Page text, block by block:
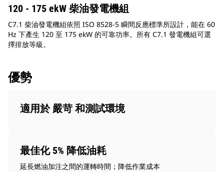
120 - 175 ekW 柴油發電機組
C7.1 柴油發電機組依照 ISO 8528-5 瞬間反應標準所設計，能在 60
Hz 下產生 120 至 175 ekW 的可靠功率。所有 C7.1 發電機組可選
擇排放等級。
優勢
適用於 嚴苛 和測試環境
最佳化 5% 降低油耗
延長燃油加注之間的運轉時間；降低作業成本